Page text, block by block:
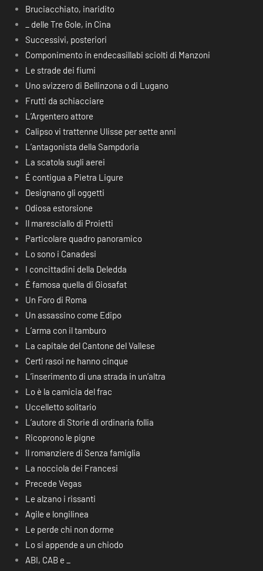
Bruciacchiato, inaridito
_ delle Tre Gole, in Cina
Successivi, posteriori
Componimento in endecasillabi sciolti di Manzoni
Le strade dei fiumi
Uno svizzero di Bellinzona o di Lugano
Frutti da schiacciare
L’Argentero attore
Calipso vi trattenne Ulisse per sette anni
L’antagonista della Sampdoria
La scatola sugli aerei
É contigua a Pietra Ligure
Designano gli oggetti
Odiosa estorsione
Il maresciallo di Proietti
Particolare quadro panoramico
Lo sono i Canadesi
I concittadini della Deledda
É famosa quella di Giosafat
Un Foro di Roma
Un assassino come Edipo
L’arma con il tamburo
La capitale del Cantone del Vallese
Certi rasoi ne hanno cinque
L’inserimento di una strada in un’altra
Lo è la camicia del frac
Uccelletto solitario
L’autore di Storie di ordinaria follia
Ricoprono le pigne
Il romanziere di Senza famiglia
La nocciola dei Francesi
Precede Vegas
Le alzano i rissanti
Agile e longilinea
Le perde chi non dorme
Lo si appende a un chiodo
ABI, CAB e _